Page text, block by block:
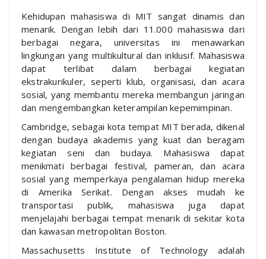
Kehidupan mahasiswa di MIT sangat dinamis dan
menarik. Dengan lebih dari 11.000 mahasiswa dari
berbagai negara, universitas ini menawarkan
lingkungan yang multikultural dan inklusif. Mahasiswa
dapat terlibat dalam berbagai kegiatan
ekstrakurikuler, seperti klub, organisasi, dan acara
sosial, yang membantu mereka membangun jaringan
dan mengembangkan keterampilan kepemimpinan.
Cambridge, sebagai kota tempat MIT berada, dikenal
dengan budaya akademis yang kuat dan beragam
kegiatan seni dan budaya. Mahasiswa dapat
menikmati berbagai festival, pameran, dan acara
sosial yang memperkaya pengalaman hidup mereka
di Amerika Serikat. Dengan akses mudah ke
transportasi publik, mahasiswa juga dapat
menjelajahi berbagai tempat menarik di sekitar kota
dan kawasan metropolitan Boston.
Massachusetts Institute of Technology adalah